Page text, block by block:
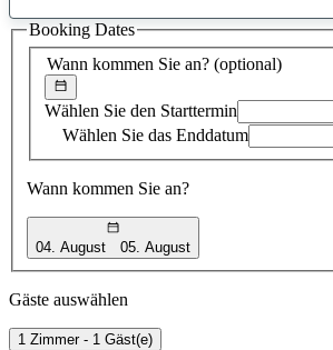
gefundener
Vorschlag
Wann kommen Sie an? (optional)
Wählen Sie den Starttermin
Wählen Sie das Enddatum
Wann kommen Sie an?
04. August 05. August
Booking Dates
Gäste auswählen
1 Zimmer - 1 Gäst(e)